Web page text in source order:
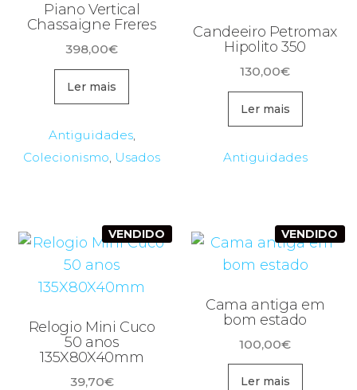
Piano Vertical
Chassaigne Freres
398,00€
Ler mais
Antiguidades,
Colecionismo, Usados
Candeeiro Petromax
Hipolito 350
130,00€
Ler mais
Antiguidades
VENDIDO
Relogio Mini Cuco
50 anos
135X80X40mm
39,70€
VENDIDO
Cama antiga em
bom estado
100,00€
Ler mais